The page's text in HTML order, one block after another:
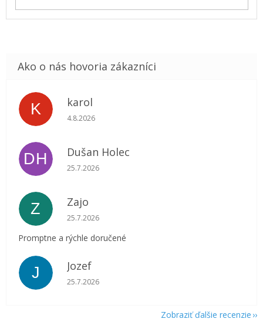
K karol
Hodnotenie obchodu je 5 z 5 hviezdičiek.
4.8.2026
DH Dušan Holec
Hodnotenie obchodu je 5 z 5 hviezdičiek.
25.7.2026
Z Zajo
Hodnotenie obchodu je 5 z 5 hviezdičiek.
25.7.2026
Promptne a rýchle doručené
J Jozef
Hodnotenie obchodu je 5 z 5 hviezdičiek.
25.7.2026
Zobraziť ďalšie recenzie